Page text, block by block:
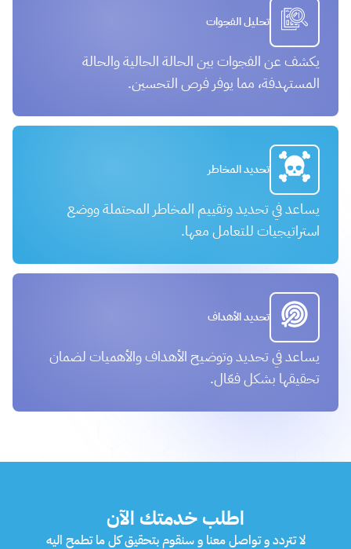
تحليل الفجوات
يكشف عن الفجوات بين الحالة الحالية والحالة
المستهدفة، مما يوفر فرص التحسين.
تحديد المخاطر
يساعد في تحديد وتقييم المخاطر المحتملة ووضع
استراتيجيات للتعامل معها.
تحديد الأهداف
يساعد في تحديد وتوضيح الأهداف والأهميات لضمان
تحقيقها بشكل فعّال.
اطلب خدمتك الآن
لا تتردد و تواصل معنا و سنقوم بتحقيق كل ما تطمح اليه